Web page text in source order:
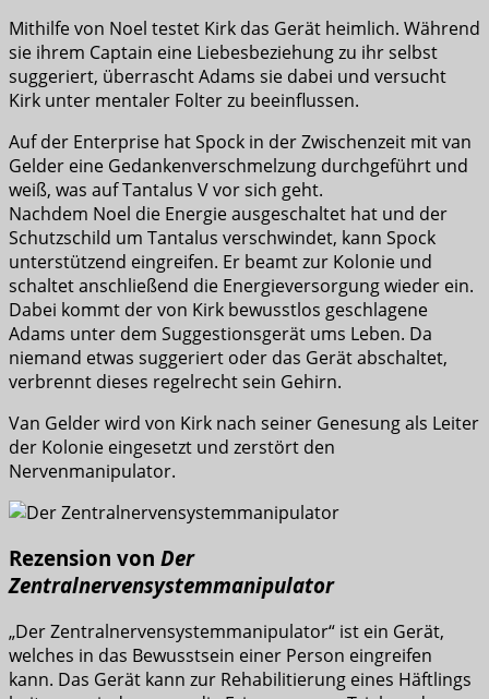
Mithilfe von Noel testet Kirk das Gerät heimlich. Während
sie ihrem Captain eine Liebesbeziehung zu ihr selbst
suggeriert, überrascht Adams sie dabei und versucht
Kirk unter mentaler Folter zu beeinflussen.
Auf der Enterprise hat Spock in der Zwischenzeit mit van
Gelder eine Gedankenverschmelzung durchgeführt und
weiß, was auf Tantalus V vor sich geht.
Nachdem Noel die Energie ausgeschaltet hat und der
Schutzschild um Tantalus verschwindet, kann Spock
unterstützend eingreifen. Er beamt zur Kolonie und
schaltet anschließend die Energieversorgung wieder ein.
Dabei kommt der von Kirk bewusstlos geschlagene
Adams unter dem Suggestionsgerät ums Leben. Da
niemand etwas suggeriert oder das Gerät abschaltet,
verbrennt dieses regelrecht sein Gehirn.
Van Gelder wird von Kirk nach seiner Genesung als Leiter
der Kolonie eingesetzt und zerstört den
Nervenmanipulator.
Rezension von Der
Zentralnervensystemmanipulator
„Der Zentralnervensystemmanipulator“ ist ein Gerät,
welches in das Bewusstsein einer Person eingreifen
kann. Das Gerät kann zur Rehabilitierung eines Häftlings